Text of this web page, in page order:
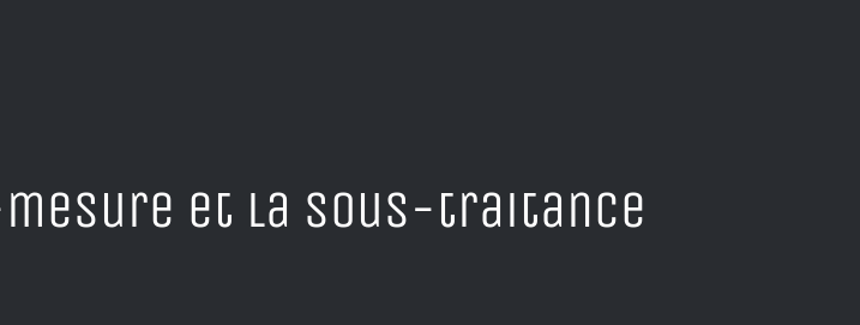
et la sous-traitance